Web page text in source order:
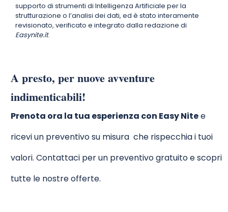
supporto di strumenti di Intelligenza Artificiale per la
strutturazione o l’analisi dei dati, ed è stato interamente
revisionato, verificato e integrato dalla redazione di
Easynite.it.
A presto, per nuove avventure
indimenticabili!
Prenota ora la tua esperienza con Easy Nitee
ricevi un preventivo su misura che rispecchia i tuoi
valori. Contattaci per un preventivo gratuito e scopri
tutte le nostre offerte.